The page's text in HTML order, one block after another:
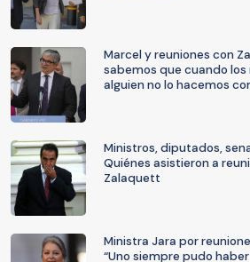
Marcel y reuniones con
sabemos que cuando
alguien no lo hacemos
Ministros, diputados,
Quiénes asistieron a
Zalaquett
Ministra Jara por
“Uno siempre pudo